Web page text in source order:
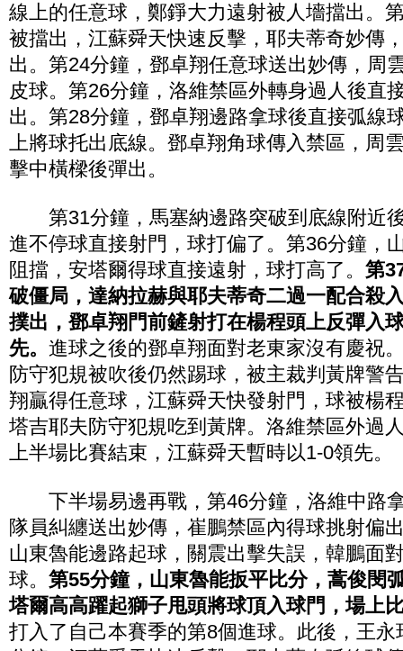
線上的任意球，鄭錚大力遠射被人墻擋出。
被擋出，江蘇舜天快速反擊，耶夫蒂奇妙傳
出。第24分鐘，鄧卓翔任意球送出妙傳，周
皮球。第26分鐘，洛維禁區外轉身過人後直
出。第28分鐘，鄧卓翔邊路拿球後直接弧線
上將球托出底線。鄧卓翔角球傳入禁區，周
擊中橫樑後彈出。
第31分鐘，馬塞納邊路突破到底線附近
進不停球直接射門，球打偏了。第36分鐘，
阻擋，安塔爾得球直接遠射，球打高了。 第
破僵局，達納拉赫與耶夫蒂奇二過一配合殺
撲出，鄧卓翔門前鏟射打在楊程頭上反彈入
先。 進球之後的鄧卓翔面對老東家沒有慶祝
防守犯規被吹後仍然踢球，被主裁判黃牌警
翔贏得任意球，江蘇舜天快發射門，球被楊
塔吉耶夫防守犯規吃到黃牌。洛維禁區外過
上半場比賽結束，江蘇舜天暫時以1-0領先。
下半場易邊再戰，第46分鐘，洛維中路
隊員糾纏送出妙傳，崔鵬禁區內得球挑射偏
山東魯能邊路起球，關震出擊失誤，韓鵬面
球。 第55分鐘，山東魯能扳平比分，蒿俊閔
塔爾高高躍起獅子甩頭將球頂入球門，場上
打入了自己本賽季的第8個進球。此後，王